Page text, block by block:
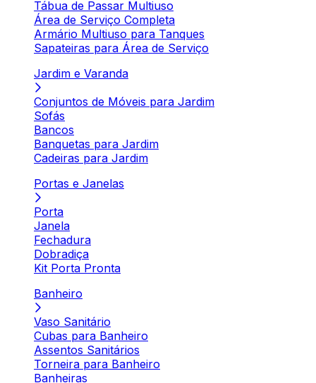
Tábua de Passar Multiuso
Área de Serviço Completa
Armário Multiuso para Tanques
Sapateiras para Área de Serviço
Jardim e Varanda
Conjuntos de Móveis para Jardim
Sofás
Bancos
Banquetas para Jardim
Cadeiras para Jardim
Portas e Janelas
Porta
Janela
Fechadura
Dobradiça
Kit Porta Pronta
Banheiro
Vaso Sanitário
Cubas para Banheiro
Assentos Sanitários
Torneira para Banheiro
Banheiras